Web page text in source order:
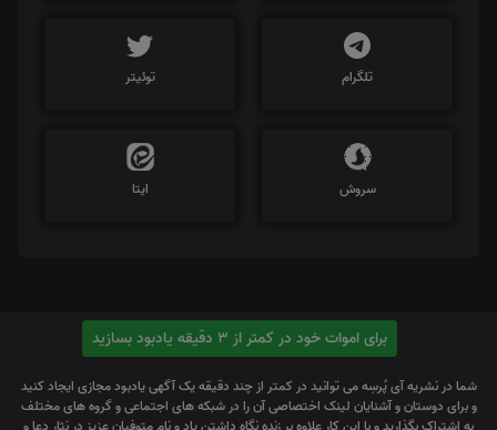
تلگرام توئیتر
سروش ایتا
برای اموات خود در کمتر از 3 دقیقه یادبود بسازید
شما در نشریه آی پُرسِه می توانید در کمتر از چند دقیقه یک آگهی یادبود مجازی ایجاد کنید
و برای دوستان و آشنایان لینک اختصاصی آن را در شبکه های اجتماعی و گروه های مختلف